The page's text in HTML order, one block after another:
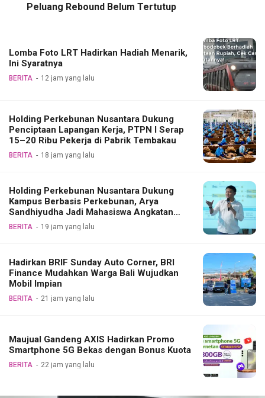
Peluang Rebound Belum Tertutup
Lomba Foto LRT Hadirkan Hadiah Menarik,
Ini Syaratnya
BERITA 12 jam yang lalu
Holding Perkebunan Nusantara Dukung
Penciptaan Lapangan Kerja, PTPN I Serap
15–20 Ribu Pekerja di Pabrik Tembakau
BERITA 18 jam yang lalu
Holding Perkebunan Nusantara Dukung
Kampus Berbasis Perkebunan, Arya
Sandhiyudha Jadi Mahasiswa Angkatan
Pertama Magister ITSI
BERITA 19 jam yang lalu
Hadirkan BRIF Sunday Auto Corner, BRI
Finance Mudahkan Warga Bali Wujudkan
Mobil Impian
BERITA 21 jam yang lalu
Maujual Gandeng AXIS Hadirkan Promo
Smartphone 5G Bekas dengan Bonus Kuota
BERITA 22 jam yang lalu